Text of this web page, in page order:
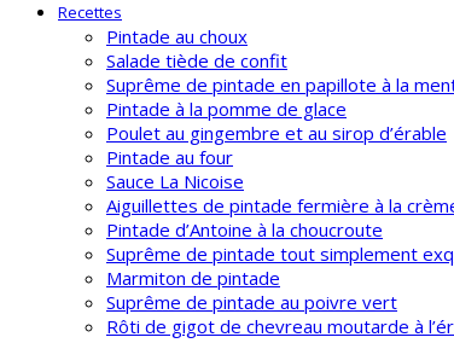
Recettes
Pintade au choux
Salade tiède de confit
Suprême de pintade en papillote à la
Pintade à la pomme de glace
Poulet au gingembre et au sirop d’érable
Pintade au four
Sauce La Nicoise
Aiguillettes de pintade fermière à la
Pintade d’Antoine à la choucroute
Suprême de pintade tout simplement
Marmiton de pintade
Suprême de pintade au poivre vert
Rôti de gigot de chevreau moutarde à